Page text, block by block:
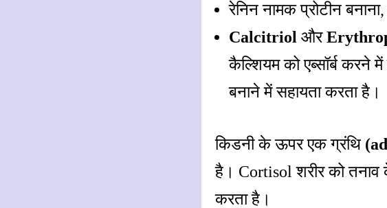
रेनिन नामक प्रोटीन
Calcitriol और
कैल्शियम को एब्सॉर्ब
बनाने में सहायता करता है।
किडनी के ऊपर एक ग्रंथि
है। Cortisol शरीर को तनाव
करता है।